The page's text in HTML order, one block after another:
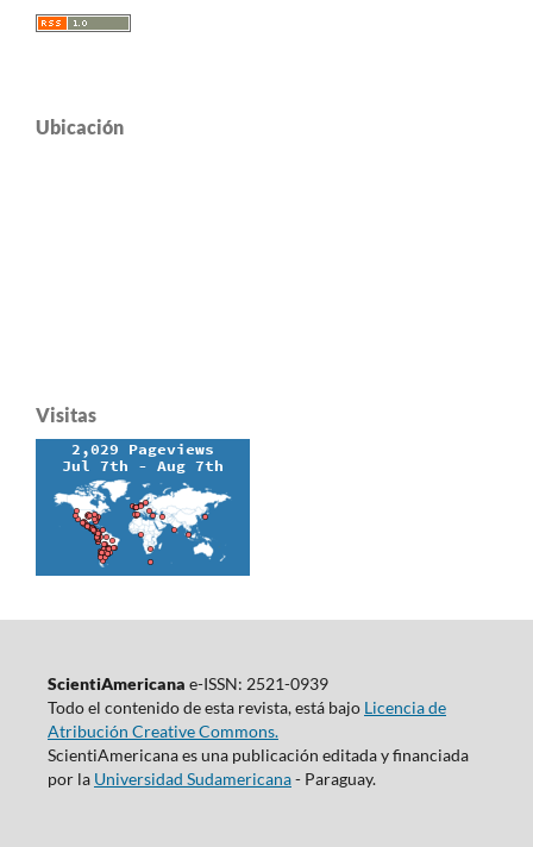
Ubicación
Visitas
ScientiAmericana e-ISSN: 2521-0939
Todo el contenido de esta revista, está bajo Licencia de
Atribución Creative Commons.
ScientiAmericana es una publicación editada y financiada
por la Universidad Sudamericana- Paraguay.